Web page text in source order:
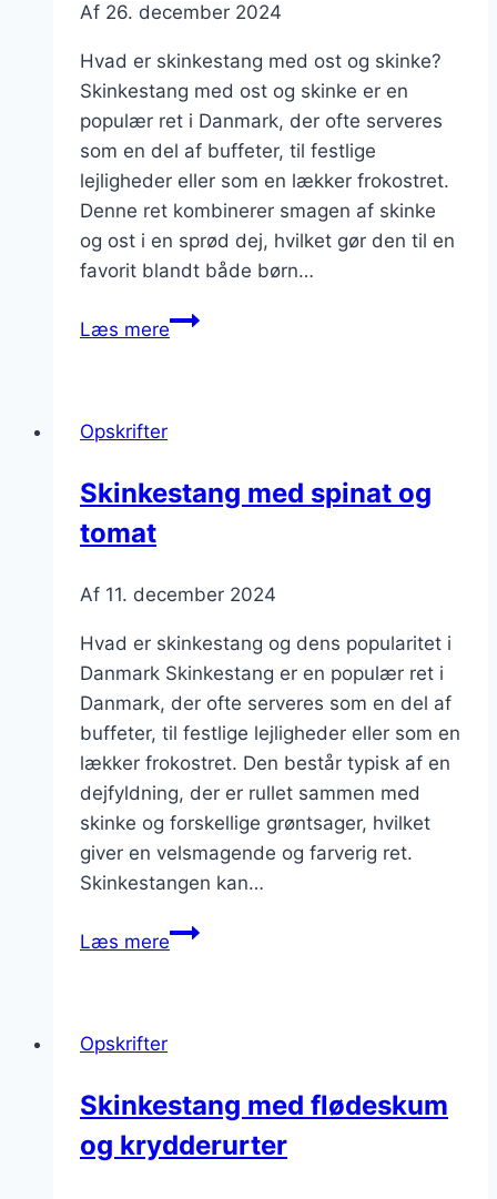
Af 26. december 2024
Hvad er skinkestang med ost og skinke?
Skinkestang med ost og skinke er en
populær ret i Danmark, der ofte serveres
som en del af buffeter, til festlige
lejligheder eller som en lækker frokostret.
Denne ret kombinerer smagen af skinke
og ost i en sprød dej, hvilket gør den til en
favorit blandt både børn…
Læs mereSkinkestang
Opskrifter
Skinkestang med spinat og
tomat
Af 11. december 2024
Hvad er skinkestang og dens popularitet i
Danmark Skinkestang er en populær ret i
Danmark, der ofte serveres som en del af
buffeter, til festlige lejligheder eller som en
lækker frokostret. Den består typisk af en
dejfyldning, der er rullet sammen med
skinke og forskellige grøntsager, hvilket
giver en velsmagende og farverig ret.
Skinkestangen kan…
Læs mereSkinkestang
Opskrifter
Skinkestang med flødeskum
og krydderurter